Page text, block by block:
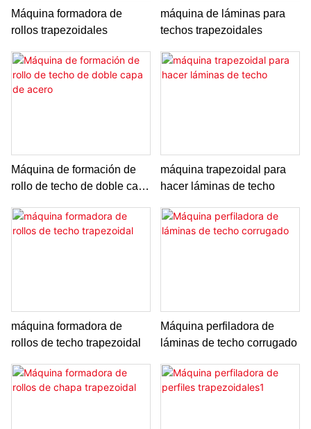
Máquina formadora de
rollos trapezoidales
máquina de láminas para
techos trapezoidales
Máquina de formación de
rollo de techo de doble capa
máquina trapezoidal para
hacer láminas de techo
máquina formadora de
rollos de techo trapezoidal
Máquina perfiladora de
láminas de techo corrugado